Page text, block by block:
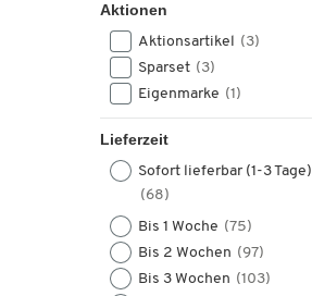
Aktionen
Aktionsartikel (3)
Sparset (3)
Eigenmarke (1)
Lieferzeit
Sofort lieferbar (1-3 Tage)
(68)
Bis 1 Woche (75)
Bis 2 Wochen (97)
Bis 3 Wochen (103)